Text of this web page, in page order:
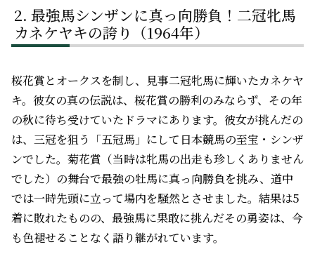
最強馬シンザンに真っ向勝負！二冠牝馬
カネケヤキの誇り（1964年）
桜花賞とオークスを制し、見事二冠牝馬に輝いたカネケヤ
キ。彼女の真の伝説は、桜花賞の勝利のみならず、その年
の秋に待ち受けていたドラマにあります。彼女が挑んだの
は、三冠を狙う「五冠馬」にして日本競馬の至宝・シンザ
ンでした。菊花賞（当時は牝馬の出走も珍しくありません
でした）の舞台で最強の牡馬に真っ向勝負を挑み、道中
では一時先頭に立って場内を騒然とさせました。結果は5
着に敗れたものの、最強馬に果敢に挑んだその勇姿は、今
も色褪せることなく語り継がれています。